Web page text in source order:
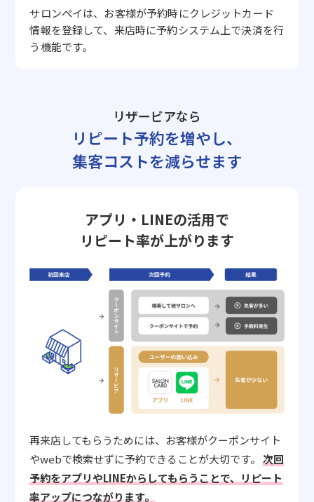
サロンペイは、お客様が予約時にクレジットカード
情報を登録して、来店時に予約システム上で決済を行
う機能です。
リザービアなら
リピート予約を増やし、
集客コストを減らせます
アプリ・LINEの活用で
リピート率が上がります
再来店してもらうためには、お客様がクーポンサイト
やwebで検索せずに予約できることが大切です。 次回
予約をアプリやLINEからしてもらうことで、リピート
率アップにつながります。